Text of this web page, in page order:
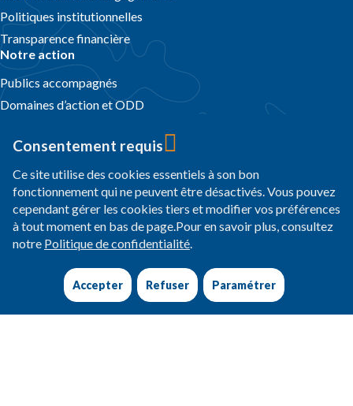
Consentement requis
Ce site utilise des cookies essentiels à son bon
fonctionnement qui ne peuvent être désactivés. Vous pouvez
cependant gérer les cookies tiers et modifier vos préférences
à tout moment en bas de page.Pour en savoir plus, consultez
notre Politique de confidentialité.
Accepter Refuser Paramétrer
Politiques institutionnelles
Transparence financière
Notre action
Publics accompagnés
Domaines d’action et ODD
Pays d’action
Témoignages
Actualités et dossiers
Agir avec nous
Faire un don
Entreprises et fondations
Agir autrement
Nos partenaires